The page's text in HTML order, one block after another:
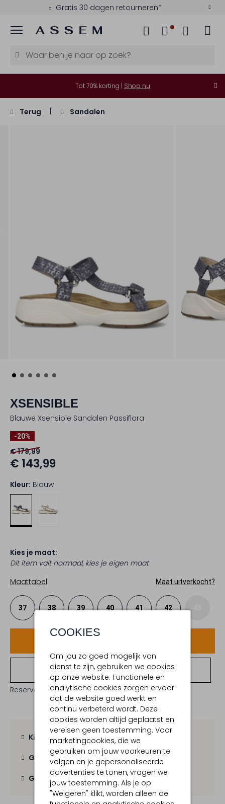
Gratis 30 dagen retourneren*
Menu
COOKIES
Om jou zo goed mogelijk van
dienst te zijn, gebruiken we cookies
op onze website. Functionele en
analytische cookies zorgen ervoor
dat de website goed werkt en
continu verbeterd wordt. Deze
cookies worden altijd geplaatst en
vereisen geen toestemming. Voor
marketingcookies, die we
gebruiken om jouw voorkeuren te
volgen en je gepersonaliseerde
advertenties te tonen, vragen we
jouw toestemming. Als je op
"Weigeren" klikt, worden alleen de
Tot 70% korting | Shop nu
Terug Sandalen
XSENSIBLE
Blauwe Xsensible Sandalen Passiflora
-20%
€ 179,99
€ 143,99
Kleur: Blauw
Kies je maat:
Dit item valt normaal, kies je eigen maat
Maattabel
Maat uitverkocht?
37 38 39 40 41 42
Bekijk winkelvoorraad
Reserveer direct in een van onze 19 boutiques
Kies zelf je bezorgmoment
Gratis verzending vanaf € 100,-
Gratis retour binnen 30 dagen